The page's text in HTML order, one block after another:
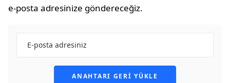
e-posta adresinize göndereceğiz.
ANAHTARI GERI YÜKLE